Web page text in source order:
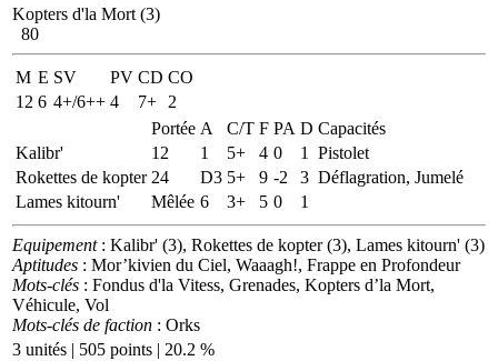
Kopters d'la Mort (3)
80
M E SV PV CD CO
12 6 4+/6++ 4 7+
2
Portée A C/T F PA D Capacités
Kalibr'
12 1 5+ 4 0 1
Pistolet
Rokettes de kopter 24 D3 5+ 9 -2 3 Déflagration, Jumelé
Lames kitourn'
Mêlée 6 3+ 5 0 1
Equipement: Kalibr' (3), Rokettes de kopter (3), Lames kitourn' (3)
Aptitudes : Mor’kivien du Ciel, Waaagh!, Frappe en Profondeur
Mots-clés : Fondus d'la Vitess, Grenades, Kopters d’la Mort,
Véhicule, Vol
Mots-clés de faction : Orks
3 unités | 505 points | 20.2 %